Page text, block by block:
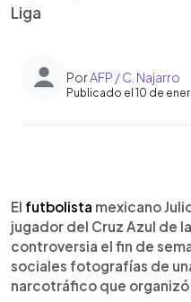
Liga
PorAFP / C. Najarro
Publicado el 10 de
► Escuchar artículo
El futbolista mexicano
jugador del Cruz Azul de
controversia el fin de
sociales fotografías de
narcotráfico que organizó